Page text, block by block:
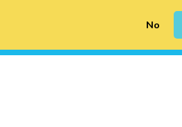
No
Registrarse